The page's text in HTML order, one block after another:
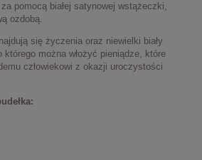
pomocą białej satynowej wstążeczki,
ozdobą.
się życzenia oraz niewielki biały
można włożyć pieniądze, które
człowiekowi z okazji uroczystości